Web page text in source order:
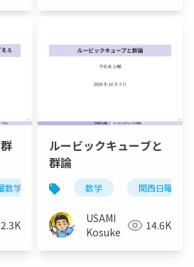
数学会
2.3K
ルービックキューブと
群論
数学 関西日曜数学
USAMI
Kosuke
14.6K